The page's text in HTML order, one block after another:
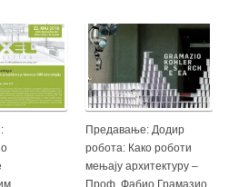
Предавање: Додир
робота: Како роботи
мењају архитектуру –
Проф. Фабио Грамазио